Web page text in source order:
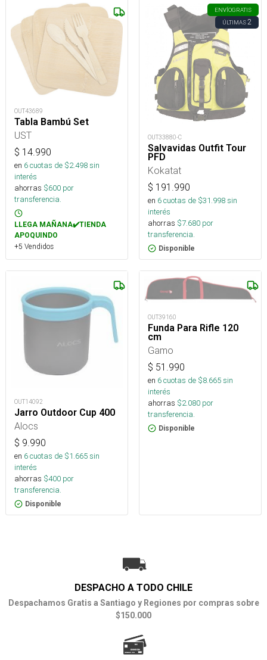
OUT43689
Tabla Bambú Set
UST
$ 14.990
en 6cuotas de $2.498sin
interés
ahorras $600 por
transferencia.
LLEGA MAÑANA✔️TIENDA
APOQUINDO
+5 Vendidos
ENVÍOGRATIS
ÚLTIMAS2
OUT33880-C
Salvavidas Outfit Tour
PFD
Kokatat
$ 191.990
en 6cuotas de $31.998sin
interés
ahorras $7.680 por
transferencia.
Disponible
OUT14092
Jarro Outdoor Cup 400
Alocs
$ 9.990
en 6cuotas de $1.665sin
interés
ahorras $400 por
transferencia.
Disponible
OUT39160
Funda Para Rifle 120
cm
Gamo
$ 51.990
en 6cuotas de $8.665sin
interés
ahorras $2.080 por
transferencia.
Disponible
DESPACHO A TODO CHILE
Despachamos Gratis a Santiago y Regiones por compras sobre
$150.000